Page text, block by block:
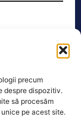
precum
despre dispozitiv.
să procesăm
pe acest site.
2026,
lui
ordinul[...]